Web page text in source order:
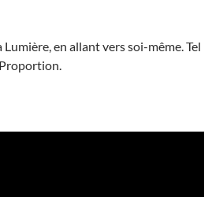
en allant vers soi-même. Tel